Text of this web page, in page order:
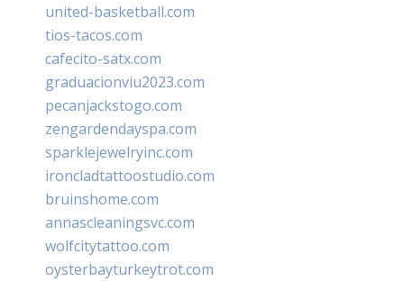
united-basketball.com
tios-tacos.com
cafecito-satx.com
graduacionviu2023.com
pecanjackstogo.com
zengardendayspa.com
sparklejewelryinc.com
ironcladtattoostudio.com
bruinshome.com
annascleaningsvc.com
wolfcitytattoo.com
oysterbayturkeytrot.com